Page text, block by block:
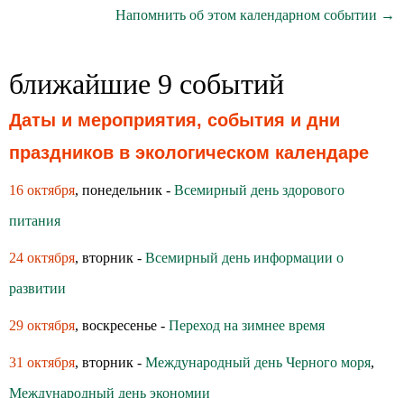
Напомнить об этом календарном событии →
ближайшие 9 событий
Даты и мероприятия, события и дни
праздников в экологическом календаре
16 октября, понедельник - Всемирный день здoрoвoгo
питания
24 октября, вторник - Всемирный день информации о
развитии
29 октября, воскресенье - Переход на зимнее время
31 октября, вторник - Международный день Черного моря,
Международный день экономии